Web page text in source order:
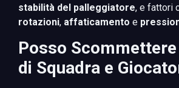
stabilità del palleggiatore, e fattori
rotazioni, affaticamento e
Posso
di Squadra e